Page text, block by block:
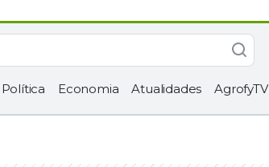
Política Economia Atualidades AgrofyTV